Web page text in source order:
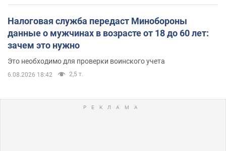
Налоговая служба передаст Минобороны
данные о мужчинах в возрасте от 18 до 60 лет:
зачем это нужно
Это необходимо для проверки воинского учета
6.08.2026 18:42 2,5 т.